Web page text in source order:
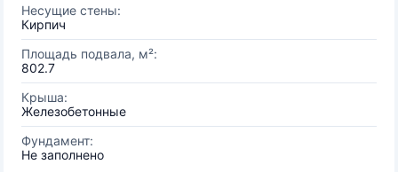
Несущие стены:
Кирпич
Площадь подвала, м²:
802.7
Крыша:
Железобетонные
Фундамент:
Не заполнено